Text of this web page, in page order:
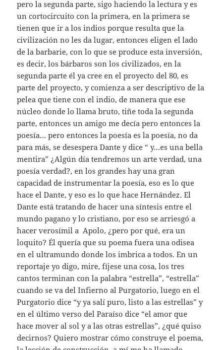
pero la segunda parte, sigo haciendo la lectura y es
un cortocircuito con la primera, en la primera se
tienen que ir a los indios porque resulta que la
civilización no les da lugar, entonces eligen el lado
de la barbarie, con lo que se produce esta inversión,
es decir, los bárbaros son los civilizados, en la
segunda parte él ya cree en el proyecto del 80, es
parte del proyecto, y comienza a ser descriptivo de la
pelea que tiene con el indio, de manera que ese
núcleo donde lo llama bruto, tiñe toda la segunda
parte, entonces un amigo me decía pero entonces la
poesía… pero entonces la poesía es la poesía, no da
para más, se desespera Dante y dice “ y…es una bella
mentira” ¿Algún día tendremos un arte verdad, una
poesía verdad?, en los grandes hay una gran
capacidad de instrumentar la poesía, eso es lo que
hace el Dante, y eso es lo que hace Hernández. El
Dante está tratando de hacer una síntesis entre el
mundo pagano y lo cristiano, por eso se arriesgó a
hacer verosímil a Apolo, ¿pero por qué, era un
loquito? Él quería que su poema fuera una odisea
en el ultramundo donde los imbrica a todos. En un
reportaje yo digo, mire, fíjese una cosa, los tres
cantos terminan con la palabra “estrella”, “estrella”
cuando se va del Infierno al Purgatorio, luego en el
Purgatorio dice “y ya salí puro, listo a las estrellas” y
en el último verso del Paraíso dice “el amor que
hace mover al sol y a las otras estrellas”, ¿qué quiso
decirnos? Quiero mostrar cómo construye el poema,